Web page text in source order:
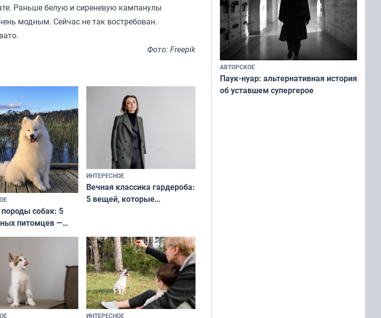
Раньше белую и сиреневую кампанулы
модным. Сейчас не так востребован.
Фото: Freepik
породы собак: 5
питомцев —
сокровища
ИНТЕРЕСНОЕ
Вечная классика гардероба:
5 вещей, которые
и актуально в любой сезон
ИНТЕРЕСНОЕ
АВТОРСКОЕ
Паук-нуар: альтернативная история
об уставшем супергерое